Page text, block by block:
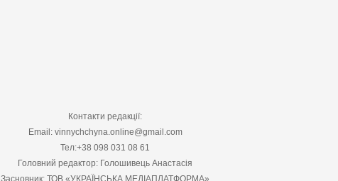
Контакти редакції:
Email: vinnychchyna.online@gmail.com
Тел:+38 098 031 08 61
Головний редактор: Голошивець Анастасія
Засновник: ТОВ «УКРАЇНСЬКА МЕДІАПЛАТФОРМА»